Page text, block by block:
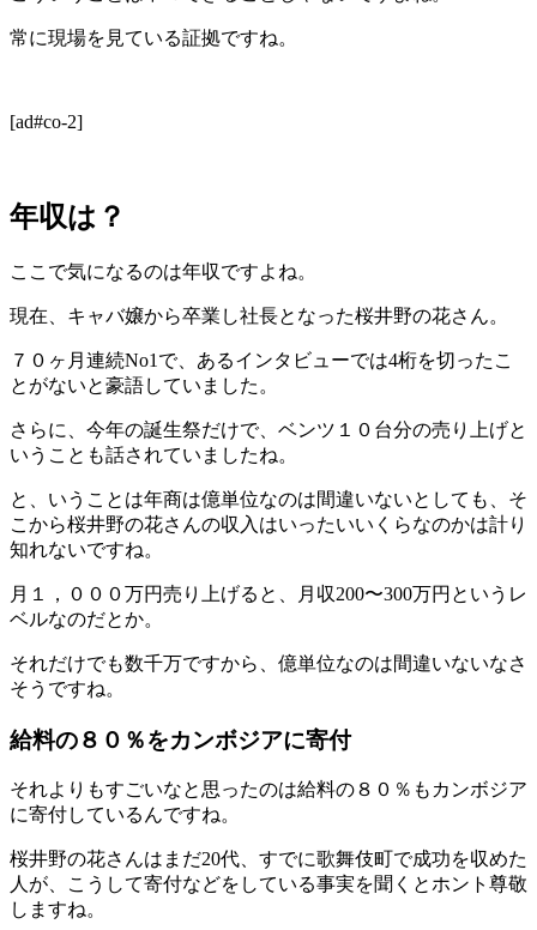
常に現場を見ている証拠ですね。
[ad#co-2]
年収は？
ここで気になるのは年収ですよね。
現在、キャバ嬢から卒業し社長となった桜井野の花さん。
７０ヶ月連続No1で、あるインタビューでは4桁を切ったこ
とがないと豪語していました。
さらに、今年の誕生祭だけで、ベンツ１０台分の売り上げと
いうことも話されていましたね。
と、いうことは年商は億単位なのは間違いないとしても、そ
こから桜井野の花さんの収入はいったいいくらなのかは計り
知れないですね。
月１，０００万円売り上げると、月収200〜300万円というレ
ベルなのだとか。
それだけでも数千万ですから、億単位なのは間違いないなさ
そうですね。
給料の８０％をカンボジアに寄付
それよりもすごいなと思ったのは給料の８０％もカンボジア
に寄付しているんですね。
桜井野の花さんはまだ20代、すでに歌舞伎町で成功を収めた
人が、こうして寄付などをしている事実を聞くとホント尊敬
しますね。